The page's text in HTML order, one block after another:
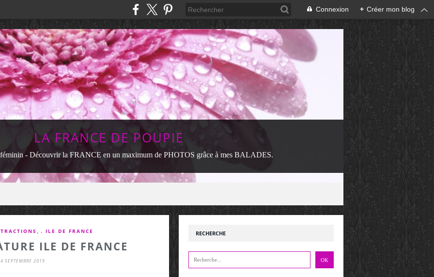
Connexion + Créer mon blog
LA FRANCE DE POUPIE
- Découvrir la FRANCE en un maximum de PHOTOS grâce à mes BALADES.
. ILE DE FRANCE
ILE DE FRANCE
SEPTEMBRE 2019
RECHERCHE